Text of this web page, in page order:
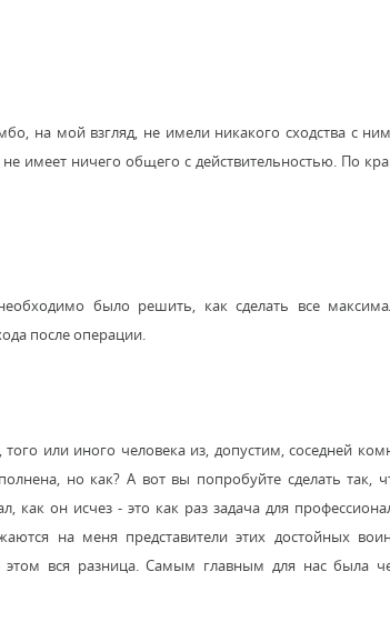
на мой взгляд, не имели никакого сходства с
имеет ничего общего с действительностью. По
было решить, как сделать все
после операции.
или иного человека из, допустим, соседней
но как? А вот вы попробуйте сделать так,
он исчез - это как раз задача для
на меня представители этих достойных
вся разница. Самым главным для нас была